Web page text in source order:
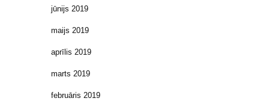
jūnijs 2019
maijs 2019
aprīlis 2019
marts 2019
februāris 2019